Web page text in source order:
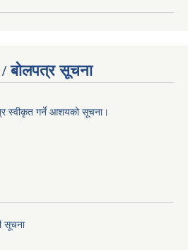
/ बोलपत्र सूचना
स्वीकृत गर्ने आशयको सूचना।
सूचना